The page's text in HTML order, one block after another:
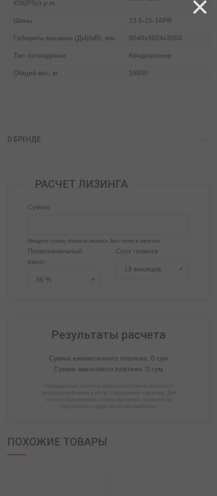
KW(PS)/r.p.m
Шины 23.5-25-16PR
Габариты машины (ДхШхВ), мм 8040х3024х3350
Тип охлаждении Кондиционер
Общий вес, кг 16500
О БРЕНДЕ
РАСЧЕТ ЛИЗИНГА
Сумма
Введите сумму объекта лизинга. Без точек и запятых
Первоначальный
взнос
Срок лизинга
Результаты расчета
Сумма ежемесячного платежа: 0 сум
Сумма авансового платежа: 0 сум
Приведенные расчеты через калькулятор являются
предварительными и носят справочный характер. Для
точного определения суммы договора, пожалуйста,
обратитесь к представителю компании.
ПОХОЖИЕ ТОВАРЫ